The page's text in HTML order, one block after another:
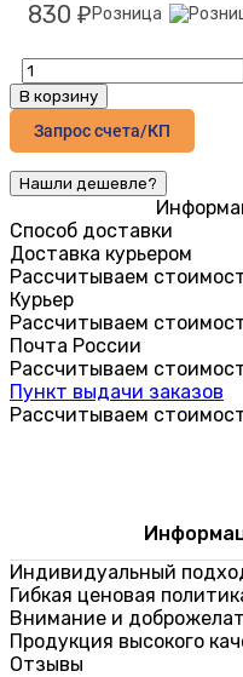
830 ₽ Розница
В корзину
Запрос счета/КП
Способ доставки
Доставка курьером
Рассчитываем
Курьер
Рассчитываем
Почта России
Рассчитываем
Пункт выдачи заказов
Рассчитываем
Индивидуальный
Гибкая ценовая
Внимание и
Продукция высокого
Отзывы